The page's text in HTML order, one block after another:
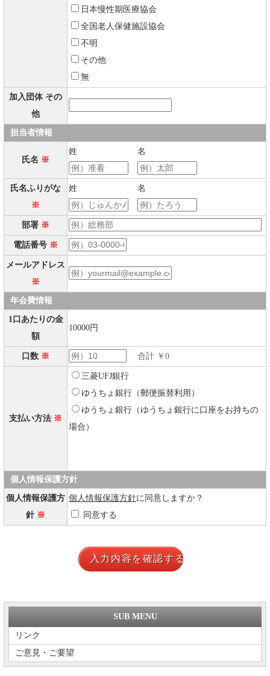
日本慢性期医療協会
全国老人保健施設協会
不明
その他
無
加入団体 その
他
担当者情報
氏名 ※
姓 名
氏名ふりがな
※
姓 名
部署 ※
電話番号 ※
メールアドレス
※
年会費情報
1口あたりの金
額
10000円
口数 ※ 合計 ￥0
支払い方法 ※
三菱UFJ銀行
ゆうちょ銀行（郵便振替利用）
ゆうちょ銀行（ゆうちょ銀行に口座をお持ちの
場合）
個人情報保護方針
個人情報保護方
針 ※
個人情報保護方針に同意しますか？
同意する
SUB MENU
リンク
ご意見・ご要望